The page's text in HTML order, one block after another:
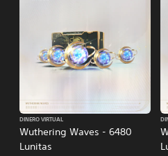
Wuthering Waves - 6480
Lunitas
DINERO VIRTUAL